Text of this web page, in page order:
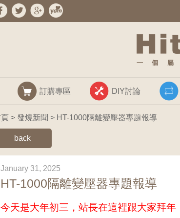
訂購專區 DIY討論
> 發燒新聞 > HT-1000隔離變壓器專題報導
back
January 31, 2025
HT-1000隔離變壓器專題報導
今天是大年初三，站長在這裡跟大家拜